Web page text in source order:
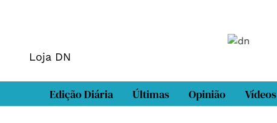
Loja DN
Edição Diária Últimas Opinião Vídeos